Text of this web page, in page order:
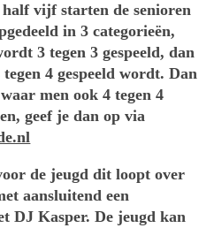
vijf starten de senioren
in 3 categorieën,
3 tegen 3 gespeeld, dan
4 gespeeld wordt. Dan
men ook 4 tegen 4
geef je dan op via
de jeugd dit loopt over
aansluitend een
DJ Kasper. De jeugd kan